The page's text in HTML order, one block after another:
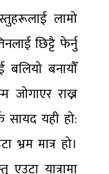
लामो
छिट्टै फेर्नु
बलियो बनायौँ
जोगाएर राख्न
सायद यही हो:
भ्रम मात्र हो।